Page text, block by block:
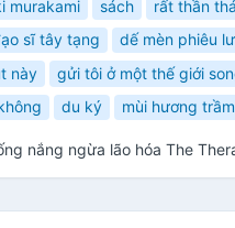
murakami sách rất thần
sĩ tây tạng
dế mèn phiêu
này
gửi tôi ở một thế giới
du ký mùi hương trầm
nắng ngừa lão hóa The